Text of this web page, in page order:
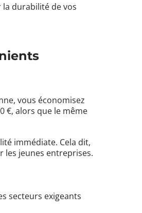
durabilité de vos
vous économisez
€, alors que le même
immédiate. Cela dit,
les jeunes entreprises.
secteurs exigeants